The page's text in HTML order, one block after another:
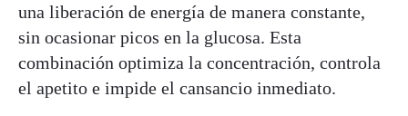
una liberación de energía de manera constante,
sin ocasionar picos en la glucosa. Esta
combinación optimiza la concentración, controla
el apetito e impide el cansancio inmediato.